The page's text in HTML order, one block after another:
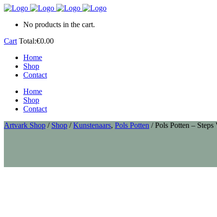
No products in the cart.
Cart Total:€0.00
Home
Shop
Contact
Home
Shop
Contact
Artvark Shop / Shop /Kunstenaars, Pols Potten /Pols Potten – Steps